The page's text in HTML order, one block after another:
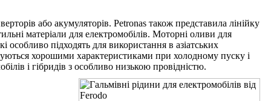
або акумуляторів. Petronas також представила лінійку
матеріали для електромобілів. Моторні оливи для
підходять для використання в азіатських
хорошими характеристиками при холодному пуску і
і гібридів з особливо низькою провідністю.